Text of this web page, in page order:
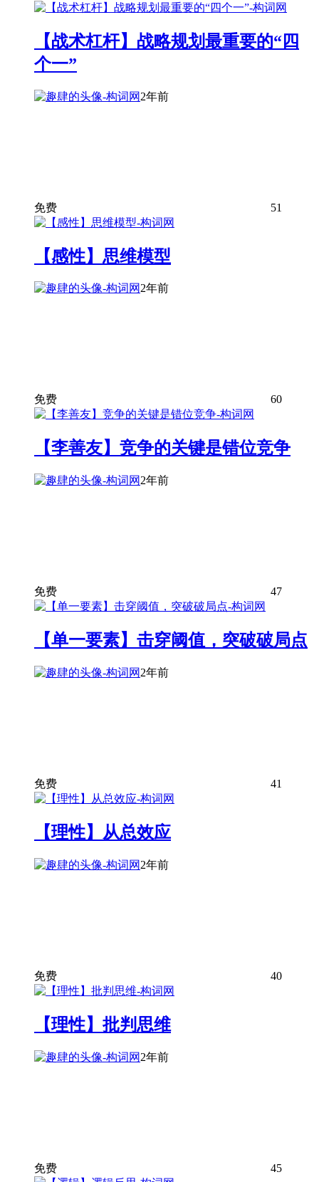
【战术杠杆】战略规划最重要的“四
个一”
2年前
免费 51
【感性】思维模型
2年前
免费 60
【李善友】竞争的关键是错位竞争
2年前
免费 47
【单一要素】击穿阈值，突破破局点
2年前
免费 41
【理性】从总效应
2年前
免费 40
【理性】批判思维
2年前
免费 45